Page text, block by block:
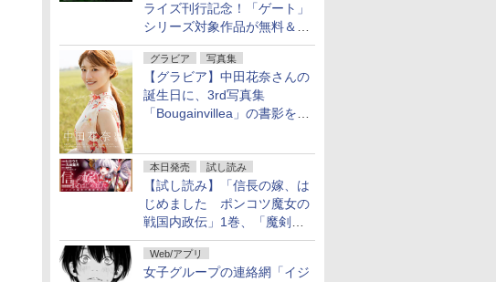
ライズ刊行記念！「ゲート」
シリーズ対象作品が無料＆最
大80%オフ！
グラビア 写真集
【グラビア】中田花奈さんの
誕生日に、3rd写真集
「Bougainvillea」の書影を公
本日発売 試し読み
【試し読み】「信長の嫁、は
じめました ポンコツ魔女の
戦国内政伝」1巻、「魔剣の
花嫁 -ヴァルキュリア-」1巻
本日発売
Web/アプリ
女子グループの連絡網「イジ